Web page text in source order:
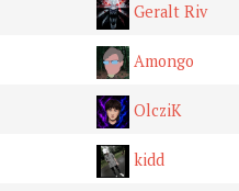
Geralt Riv
Amongo
OlcziK
kidd